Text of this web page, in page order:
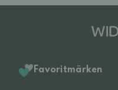
Favoritmärken